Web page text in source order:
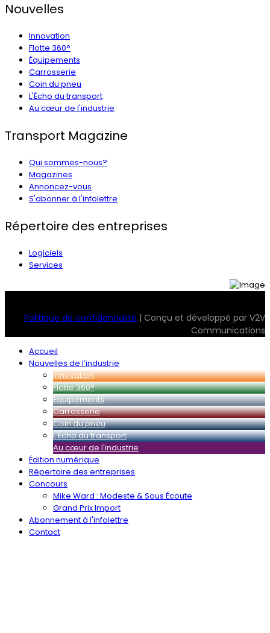
Nouvelles
Innovation
Flotte 360°
Équipements
Carrosserie
Coin du pneu
L'Écho du transport
Au cœur de l'industrie
Transport Magazine
Qui sommes-nous?
Magazines
Annoncez-vous
S'abonner à l'infolettre
Répertoire des entreprises
Logiciels
Services
Politique de confidentialité | Conçu et développé par V2V
Communications
Accueil
Nouvelles de l’industrie
Innovation
Flotte 360°
Équipements
Carrosserie
Coin du pneu
L'Écho du transport
Au cœur de l'industrie
Édition numérique
Répertoire des entreprises
Concours
Mike Ward : Modeste & Sous Écoute
Grand Prix Import
Abonnement à l'infolettre
Contact